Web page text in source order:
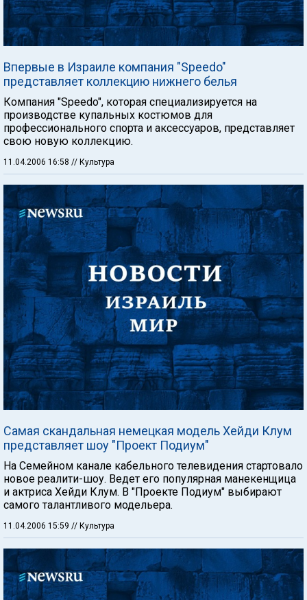
Впервые в Израиле компания "Speedo"
представляет коллекцию нижнего белья
Компания "Speedo", которая специализируется на
производстве купальных костюмов для
профессионального спорта и аксессуаров, представляет
свою новую коллекцию.
11.04.2006 16:58 // Культура
Самая скандальная немецкая модель Хейди Клум
представляет шоу "Проект Подиум"
На Семейном канале кабельного телевидения стартовало
новое реалити-шоу. Ведет его популярная манекенщица
и актриса Хейди Клум. В "Проекте Подиум" выбирают
самого талантливого модельера.
11.04.2006 15:59 // Культура